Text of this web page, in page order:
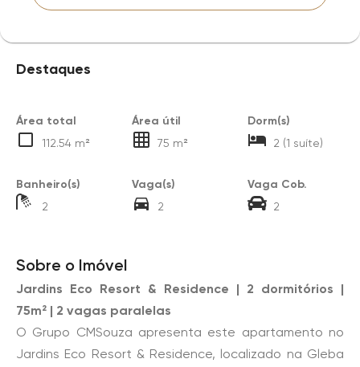
Destaques
Área total
112.54 m²
Área útil
75 m²
Dorm(s)
2 (1 suíte)
Banheiro(s)
2
Vaga(s)
2
Vaga Cob.
2
Sobre o Imóvel
Jardins Eco Resort & Residence | 2 dormitórios |
75m² | 2 vagas paralelas
O Grupo CMSouza apresenta este apartamento no
Jardins Eco Resort & Residence, localizado na Gleba